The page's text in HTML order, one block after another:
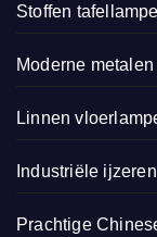
Stoffen
Moderne
Linnen
Industriële
Prachtige